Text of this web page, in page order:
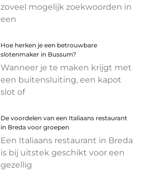
zoveel mogelijk zoekwoorden in
een
Hoe herken je een betrouwbare
slotenmaker in Bussum?
Wanneer je te maken krijgt met
een buitensluiting, een kapot
slot of
De voordelen van een Italiaans restaurant
in Breda voor groepen
Een Italiaans restaurant in Breda
is bij uitstek geschikt voor een
gezellig